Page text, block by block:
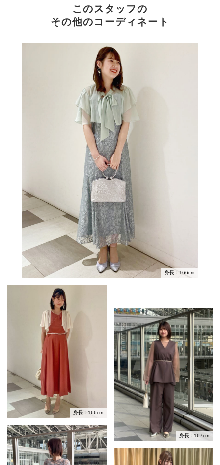
このスタッフの
その他のコーディネート
身長：166cm
身長：166cm
身長：167cm